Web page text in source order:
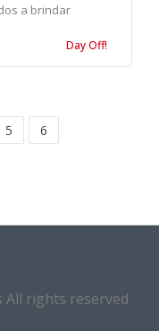
a brindar
Day Off!
5 6
rights reserved